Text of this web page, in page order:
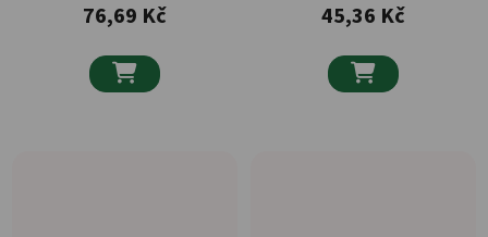
76,69 Kč

45,36 Kč
